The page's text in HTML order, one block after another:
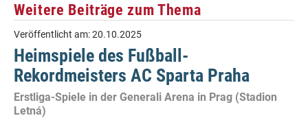
Weitere Beiträge zum Thema
Veröffentlicht am:20.10.2025
Heimspiele des Fußball-
Rekordmeisters AC Sparta Praha
Erstliga-Spiele in der Generali Arena in Prag (Stadion
Letná)